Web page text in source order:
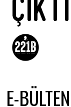
E-BÜLTEN